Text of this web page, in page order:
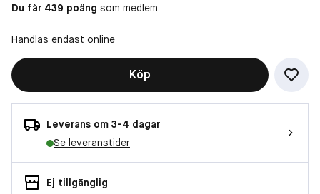
Du får 439 poäng som medlem
Handlas endast online
Köp
Leverans om 3-4 dagar
Se leveranstider
Ej tillgänglig